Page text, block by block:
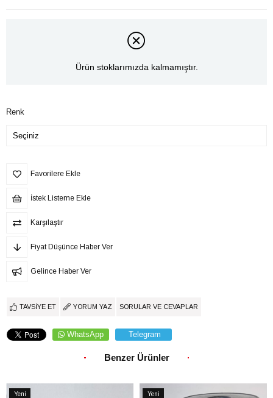
Ürün stoklarımızda kalmamıştır.
Renk
Favorilere Ekle
İstek Listeme Ekle
Karşılaştır
Fiyat Düşünce Haber Ver
Gelince Haber Ver
TAVSIYE ET YORUM YAZ SORULAR VE CEVAPLAR
WhatsApp Telegram
Benzer Ürünler
Yeni
Yeni